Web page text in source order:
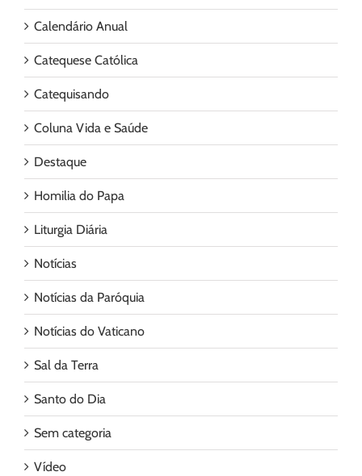
Calendário Anual
Catequese Católica
Catequisando
Coluna Vida e Saúde
Destaque
Homilia do Papa
Liturgia Diária
Notícias
Notícias da Paróquia
Notícias do Vaticano
Sal da Terra
Santo do Dia
Sem categoria
Vídeo